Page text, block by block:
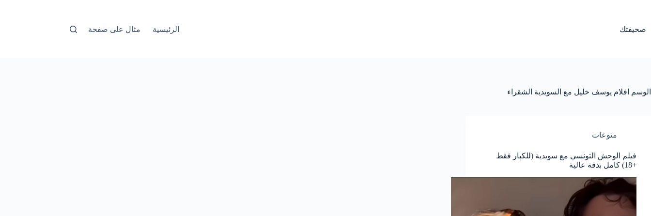
صحيفتك الرئيسية مثال على صفحة
الوسم افلام يوسف خليل مع السويدية الشقراء
منوعات
فيلم الوحش التونسي مع سويدية (للكبار فقط
+18) كامل بدقة عالية